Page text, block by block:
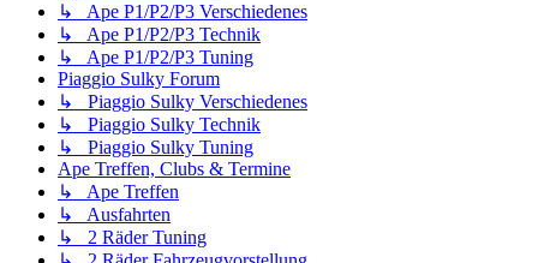
↳ Ape P1/P2/P3 Verschiedenes
↳ Ape P1/P2/P3 Technik
↳ Ape P1/P2/P3 Tuning
Piaggio Sulky Forum
↳ Piaggio Sulky Verschiedenes
↳ Piaggio Sulky Technik
↳ Piaggio Sulky Tuning
Ape Treffen, Clubs & Termine
↳ Ape Treffen
↳ Ausfahrten
↳ 2 Räder Tuning